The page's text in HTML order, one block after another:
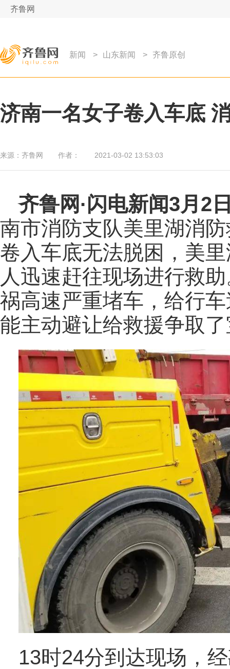
齐鲁网
新闻 > 山东新闻 > 齐鲁原创
济南一名女子卷入车底
来源： 齐鲁网 作者： 2021-03-02 13:53:03
齐鲁网 ·闪电新闻3月2
南市消防支队美里湖消
卷入车底无法脱困，美
人迅速赶往现场进行救
祸高速严重堵车，给行
能主动避让给救援争取
13时24分到达现场，